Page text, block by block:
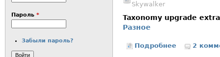
Skywalker
Taxonomy upgrade
Разное
Подробнее о Лика
2
Пароль *
Забыли пароль?